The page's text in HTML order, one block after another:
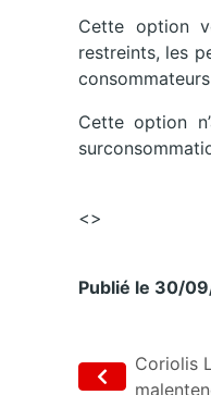
Cette option
restreints, les
Cette option
<>
Publié le 30/
Coriolis